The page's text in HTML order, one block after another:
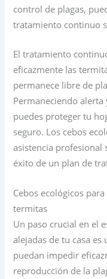
control de plagas,
tratamiento continuo
El tratamiento
eficazmente las
permanece libre de
Permaneciendo
puedes proteger tu
seguro. Los cebos
asistencia profesional
éxito de un plan de
Cebos ecológicos
termitas
Un paso crucial en el
alejadas de tu casa
puedan impedir
reproducción de la